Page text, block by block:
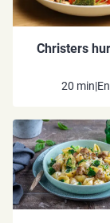
Christers
20 min|